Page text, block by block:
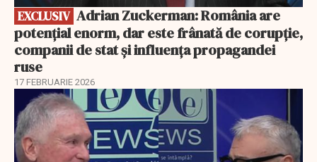
EXCLUSIV
potențial enorm, dar este frânată de corupție,
companii de stat și influența propagandei
ruse
17 FEBRUARIE 2026
EXCLUSIV